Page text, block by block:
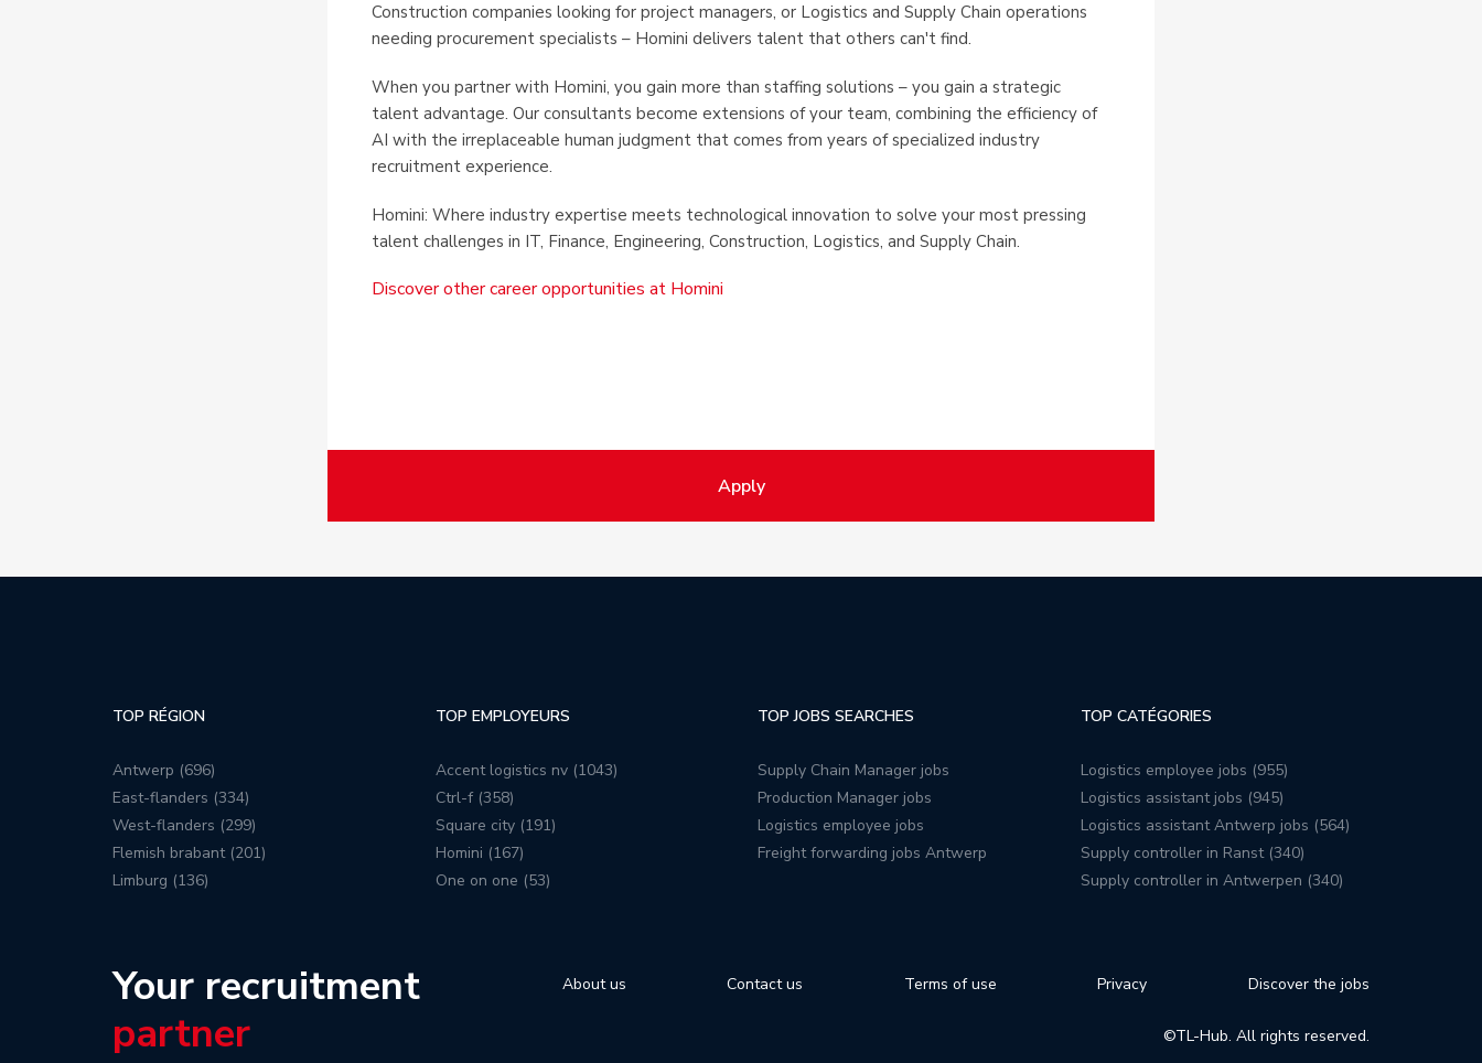
Construction companies looking for project managers, or Logistics and Supply Chain operations
needing procurement specialists – Homini delivers talent that others can't find.
When you partner with Homini, you gain more than staffing solutions – you gain a strategic
talent advantage. Our consultants become extensions of your team, combining the efficiency of
AI with the irreplaceable human judgment that comes from years of specialized industry
recruitment experience.
Homini: Where industry expertise meets technological innovation to solve your most pressing
talent challenges in IT, Finance, Engineering, Construction, Logistics, and Supply Chain.
Discover other career opportunities at Homini
Apply
TOP RÉGION
Antwerp (696)
East-flanders (334)
West-flanders (299)
Flemish brabant (201)
Limburg (136)
TOP EMPLOYEURS
Accent logistics nv (1043)
Ctrl-f (358)
Square city (191)
Homini (167)
One on one (53)
TOP JOBS SEARCHES
Supply Chain Manager jobs
Production Manager jobs
Logistics employee jobs
Freight forwarding jobs Antwerp
TOP CATÉGORIES
Logistics employee jobs (955)
Logistics assistant jobs (945)
Logistics assistant Antwerp jobs (564)
Supply controller in Ranst (340)
Supply controller in Antwerpen (340)
About us Contact us Terms of use Privacy Discover the jobs
©TL-Hub. All rights reserved.
Your recruitment
partner